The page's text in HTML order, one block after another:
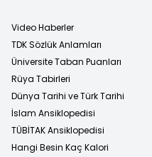
Video Haberler
TDK Sözlük Anlamları
Üniversite Taban Puanları
Rüya Tabirleri
Dünya Tarihi ve Türk Tarihi
İslam Ansiklopedisi
TÜBİTAK Ansiklopedisi
Hangi Besin Kaç Kalori